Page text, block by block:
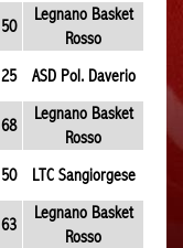
50
Legnano Basket
Rosso
25
ASD Pol. Daverio
68
Legnano Basket
Rosso
50
LTC Sangiorgese
63
Legnano Basket
Rosso